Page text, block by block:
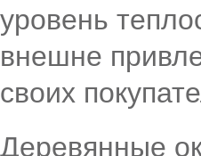
уровень
внешне
своих
Деревянные